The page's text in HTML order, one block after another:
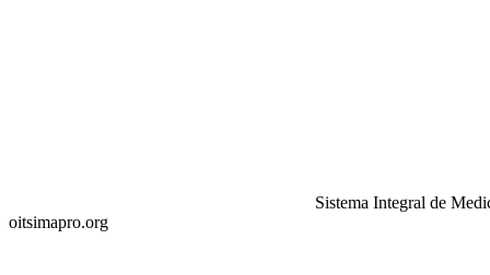
Sistema Integral de
oitsimapro.org